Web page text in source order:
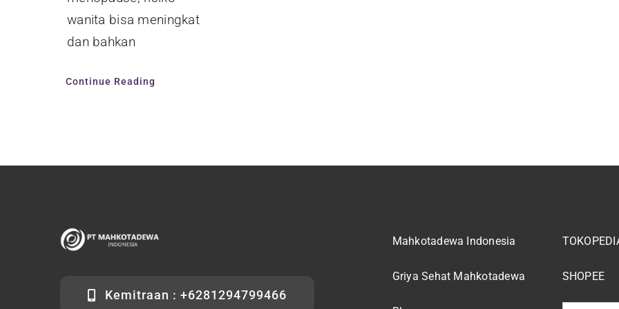
wanita bisa meningkat
dan bahkan
Continue Reading
Kemitraan : +6281294799466
Mahkotadewa Indonesia
Griya Sehat Mahkotadewa SHOPEE